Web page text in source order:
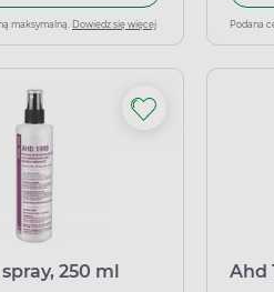
maksymalną. Dowiedz się więcej Podana
250 ml Ahd